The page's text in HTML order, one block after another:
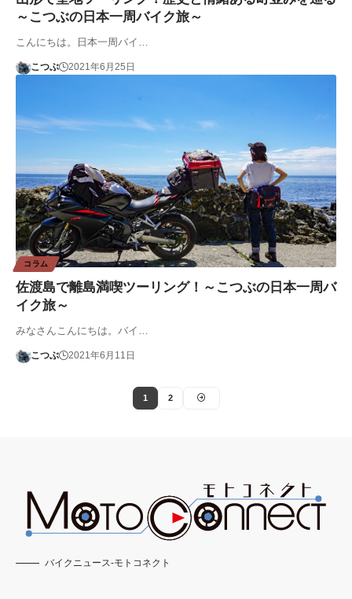
～こつぶの日本一周バイク旅～
こんにちは。日本一周バイ…
こつぶ 2021年6月25日
コラム
佐渡島で離島満喫ツーリング！～こつぶの日本一周バ
イク旅～
みなさんこんにちは。バイ…
こつぶ 2021年6月11日
1 2
バイクニュース-モトコネクト